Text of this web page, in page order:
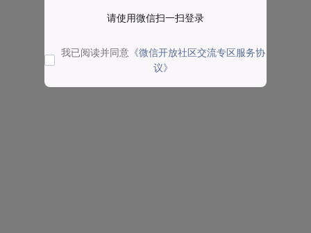
请使用微信扫一扫登录
我已阅读并同意 《微信开放社区交流专区服务协
议》